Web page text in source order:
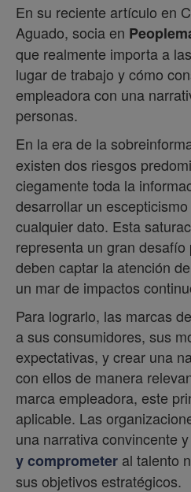
En su reciente artículo en
Aguado, socia en
que realmente importa a
lugar de trabajo y cómo
empleadora con una
personas.
En la era de la
existen dos riesgos
ciegamente toda la
desarrollar un
cualquier dato. Esta
representa un gran
deben captar la atención
un mar de impactos
Para lograrlo, las marcas
a sus consumidores, sus
expectativas, y crear una
con ellos de manera
marca empleadora, este
aplicable. Las
una narrativa convincente
y comprometer al talento
sus objetivos estratégicos.